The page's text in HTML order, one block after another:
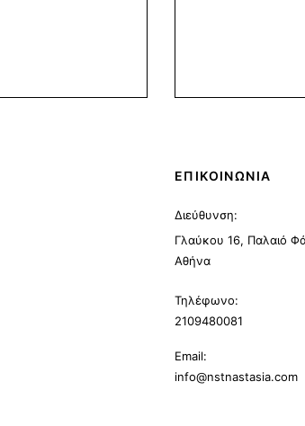
ΕΠΙΚΟΙΝΩΝΙΑ
Διεύθυνση:
Γλαύκου 16, Παλαιό
Αθήνα
Τηλέφωνο:
2109480081
Email:
info@nstnastasia.com